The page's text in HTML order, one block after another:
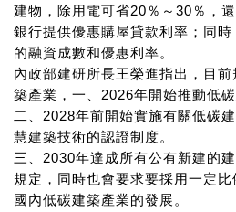
建物，除用電可省20％～30％，
銀行提供優惠購屋貸款利率；同
的融資成數和優惠利率。
內政部建研所長王榮進指出，目
築產業，一、2026年開始推動低碳
二、2028年前開始實施有關低碳
慧建築技術的認證制度。
三、2030年達成所有公有新建的
規定，同時也會要求要採用一定
國內低碳建築產業的發展。